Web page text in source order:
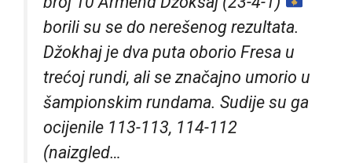
borili su se do nerešenog rezultata.
Džokhaj je dva puta oborio Fresa u
trećoj rundi, ali se značajno umorio u
šampionskim rundama. Sudije su ga
ocijenile 113-113, 114-112
(naizgled…